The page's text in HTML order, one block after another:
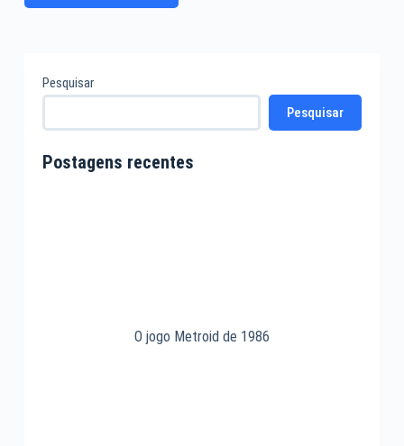
Pesquisar
Pesquisar
Postagens recentes
O jogo Metroid de 1986